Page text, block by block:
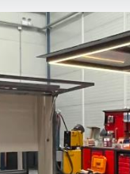
0 YORUM
para